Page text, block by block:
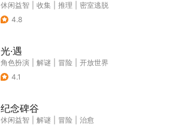
休闲益智 收集 推理
密室逃脱
4.8
光·遇
角色扮演 解谜 冒险
开放世界
4.1
纪念碑谷
休闲益智 解谜 冒险
治愈